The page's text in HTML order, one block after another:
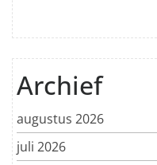
Archief
augustus 2026
juli 2026